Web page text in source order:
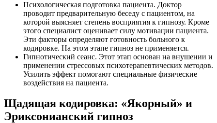
Психологическая подготовка пациента. Доктор
проводит предварительную беседу с пациентом, на
которой выясняет степень восприятия к гипнозу. Кроме
этого специалист оценивает силу мотивации пациента.
Эти факторы определяют готовность больного к
кодировке. На этом этапе гипноз не применяется.
Гипнотический сеанс. Этот этап основан на внушении и
применении стрессовых психотерапевтических методов.
Усилить эффект помогают специальные физические
воздействия на пациента.
Щадящая кодировка: «Якорный» и
Эриксонианский гипноз